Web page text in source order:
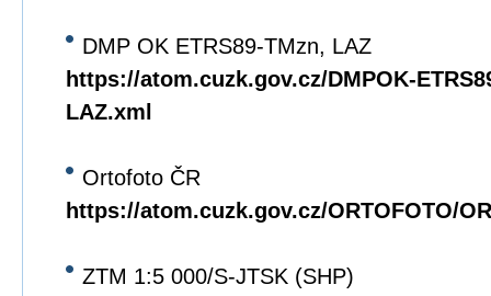
DMP OK ETRS89-TMzn, LAZ
https://atom.cuzk.gov.cz/DMPOK-
LAZ.xml
Ortofoto ČR
https://atom.cuzk.gov.cz/ORTOFOTO/
ZTM 1:5 000/S-JTSK (SHP)